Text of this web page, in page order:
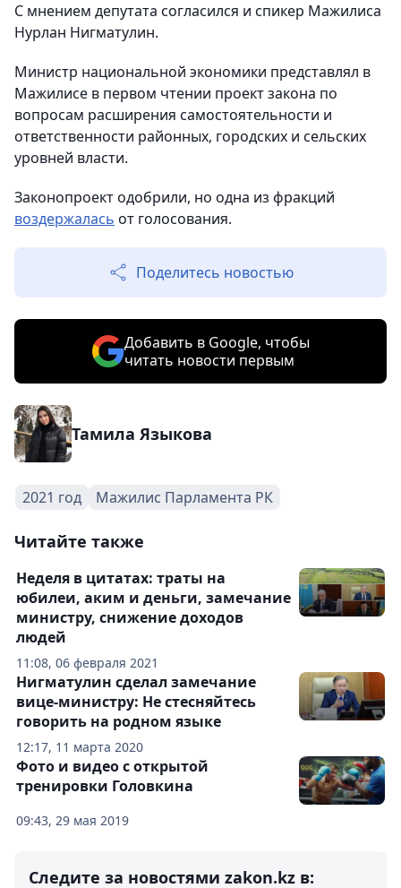
С мнением депутата согласился и спикер Мажилиса
Нурлан Нигматулин.
Министр национальной экономики представлял в
Мажилисе в первом чтении проект закона по
вопросам расширения самостоятельности и
ответственности районных, городских и сельских
уровней власти.
Законопроект одобрили, но одна из фракций
воздержалась от голосования.
Поделитесь новостью
Добавить в Google, чтобы
читать новости первым
Тамила Языкова
2021 год Мажилис Парламента РК
Читайте также
11:08, 06 февраля 2021
Неделя в цитатах: траты на
юбилеи, аким и деньги, замечание
министру, снижение доходов
людей
12:17, 11 марта 2020
Нигматулин сделал замечание
вице-министру: Не стесняйтесь
говорить на родном языке
09:43, 29 мая 2019
Фото и видео с открытой
тренировки Головкина
Следите за новостями zakon.kz в: